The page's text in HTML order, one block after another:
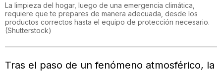
La limpieza del hogar, luego de una emergencia climática,
requiere que te prepares de manera adecuada, desde los
productos correctos hasta el equipo de protección necesario.
(Shutterstock)
Tras el paso de un fenómeno atmosférico, la